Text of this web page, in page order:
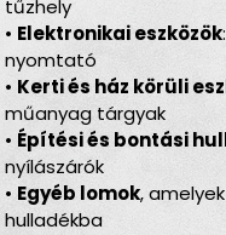
tűzhely
• Elektronikai eszközök
nyomtató
• Kerti és ház körüli
műanyag tárgyak
• Építési és bontási
nyílászárók
• Egyéb lomok,
hulladékba